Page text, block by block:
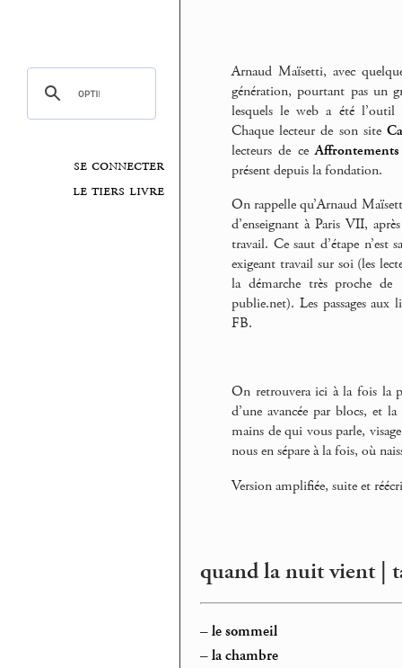
se connecter
le tiers livre
Arnaud Maïsetti, avec
génération, pourtant pas un
lesquels le web a été l’outil
Chaque lecteur de son site
lecteurs de ceAffrontements
présent depuis la fondation.
On rappelle qu’Arnaud
d’enseignant à Paris VII,
travail. Ce saut d’étape n’est
exigeant travail sur soi (les
la démarche très proche de
publie.net). Les passages
FB.
On retrouvera ici à la fois la
d’une avancée par blocs, et
mains de qui vous parle,
nous en sépare à la fois, où
Version amplifiée, suite et
quand la nuit vient |
–le sommeil
–la chambre